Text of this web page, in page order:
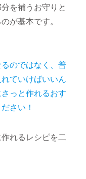
を補うお守りと
が基本です。
のではなく、普
ていけばいいん
っと作れるおす
さい！
れるレシピを二